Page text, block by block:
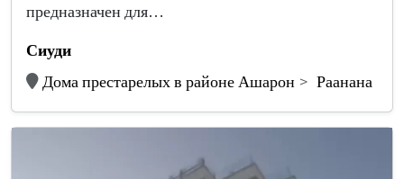
предназначен для…
Сиуди
Дома престарелых в районе Ашарон
Раанана